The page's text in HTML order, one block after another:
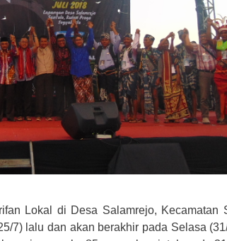
Lokal di Desa Salamrejo, Kecamatan
7) lalu dan akan berakhir pada Selasa